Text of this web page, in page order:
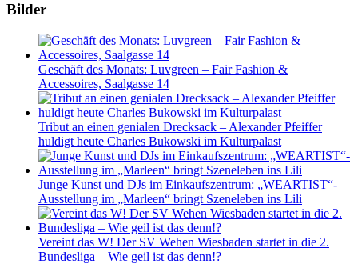
Bilder
Geschäft des Monats: Luvgreen – Fair Fashion &
Accessoires, Saalgasse 14
Tribut an einen genialen Drecksack – Alexander Pfeiffer
huldigt heute Charles Bukowski im Kulturpalast
Junge Kunst und DJs im Einkaufszentrum: „WEARTIST“-
Ausstellung im „Marleen“ bringt Szeneleben ins Lili
Vereint das W! Der SV Wehen Wiesbaden startet in die 2.
Bundesliga – Wie geil ist das denn!?